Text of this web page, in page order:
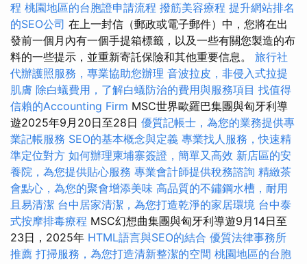
程 桃園地區的台胞證申請流程 撥筋美容療程 提升網站排名
的SEO公司 在上一封信（郵政或電子郵件）中，您將在出
發前一個月內有一個手提箱標籤，以及一些有關您製造的布
料的一些提示，並重新寄託保險和其他重要信息。 旅行社
代辦護照服務，專業協助您辦理 音波拉皮，非侵入式拉提
肌膚 除白蟻費用，了解白蟻防治的費用與服務項目 找值得
信賴的Accounting Firm MSC世界歐羅巴集團與匈牙利導
遊2025年9月20日至28日 優質記帳士，為您的業務提供專
業記帳服務 SEO的基本概念與定義 專業找人服務，快速精
準定位對方 如何辦理柬埔寨簽證，簡單又高效 新店區的安
養院，為您提供貼心服務 專業會計師提供稅務諮詢 精緻茶
會點心，為您的聚會增添美味 高品質的不鏽鋼水槽，耐用
且易清潔 台中居家清潔，為您打造乾淨的家居環境 台中泰
式按摩排毒療程 MSC幻想曲集團與匈牙利導遊9月14日至
23日，2025年 HTML語言與SEO的結合 優質法律事務所
推薦 打掃服務，為您打造清新整潔的空間 桃園地區的台胞